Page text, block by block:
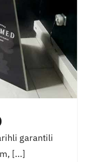
garantili
[...]